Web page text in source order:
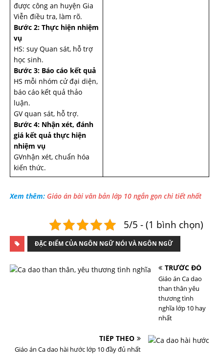
được công an huyện Gia
Viễn điều tra, làm rõ.
Bước 2: Thực hiện nhiệm
vụ
HS: suy Quan sát, hỗ trợ
học sinh.
Bước 3: Báo cáo kết quả
HS mỗi nhóm cử đại diện,
báo cáo kết quả thảo
luận.
GV quan sát, hỗ trợ.
Bước 4: Nhận xét, đánh
giá kết quả thực hiện
nhiệm vụ
GVnhận xét, chuẩn hóa
kiến thức.
Xem thêm: Giáo án bài văn bản lớp 10 ngắn gọn chi tiết nhất
5/5 - (1 bình chọn)
ĐẶC ĐIỂM CỦA NGÔN NGỮ NÓI VÀ NGÔN NGỮ
TRƯỚC ĐÓ
Giáo án Ca dao
than thân yêu
thương tình
nghĩa lớp 10 hay
nhất
TIẾP THEO
Giáo án Ca dao hài hước lớp 10 đầy đủ nhất